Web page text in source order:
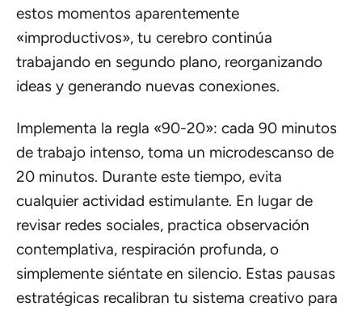
estos momentos aparentemente
«improductivos», tu cerebro continúa
trabajando en segundo plano, reorganizando
ideas y generando nuevas conexiones.
Implementa la regla «90-20»: cada 90 minutos
de trabajo intenso, toma un microdescanso de
20 minutos. Durante este tiempo, evita
cualquier actividad estimulante. En lugar de
revisar redes sociales, practica observación
contemplativa, respiración profunda, o
simplemente siéntate en silencio. Estas pausas
estratégicas recalibran tu sistema creativo para